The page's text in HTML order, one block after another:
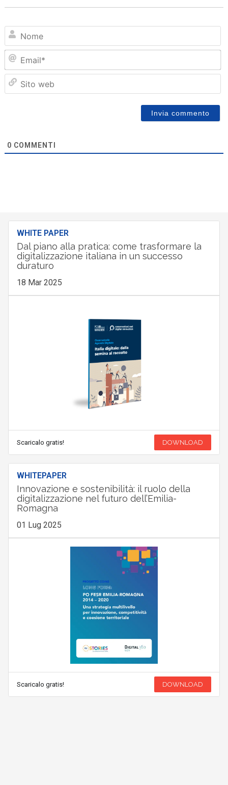
0 COMMENTI
WHITE PAPER
Dal piano alla pratica: come trasformare la
digitalizzazione italiana in un successo
duraturo
18 Mar 2025
Scaricalo gratis! DOWNLOAD
WHITEPAPER
Innovazione e sostenibilità: il ruolo della
digitalizzazione nel futuro dell’Emilia-
Romagna
01 Lug 2025
Scaricalo gratis! DOWNLOAD